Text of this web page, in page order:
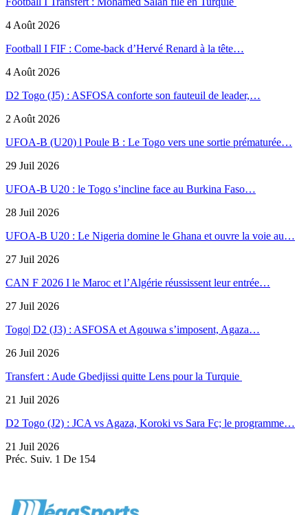
4 Août 2026
Football I FIF : Come-back d’Hervé Renard à la tête…
4 Août 2026
D2 Togo (J5) : ASFOSA conforte son fauteuil de leader,…
2 Août 2026
UFOA-B (U20) l Poule B : Le Togo vers une sortie prématurée…
29 Juil 2026
UFOA-B U20 : le Togo s’incline face au Burkina Faso…
28 Juil 2026
UFOA-B U20 : Le Nigeria domine le Ghana et ouvre la voie au…
27 Juil 2026
CAN F 2026 I le Maroc et l’Algérie réussissent leur entrée…
27 Juil 2026
Togo| D2 (J3) : ASFOSA et Agouwa s’imposent, Agaza…
26 Juil 2026
Transfert : Aude Gbedjissi quitte Lens pour la Turquie
21 Juil 2026
D2 Togo (J2) : JCA vs Agaza, Koroki vs Sara Fc; le programme…
21 Juil 2026
Préc. Suiv. 1 De 154